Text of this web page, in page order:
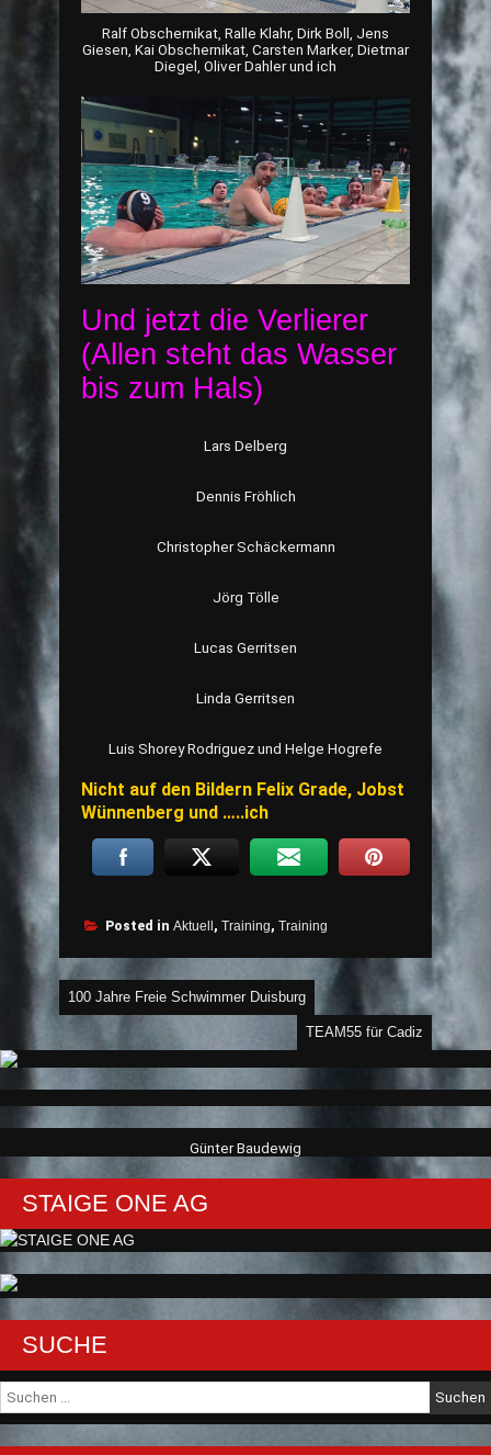
Ralf Obschernikat, Ralle Klahr, Dirk Boll, Jens
Giesen, Kai Obschernikat, Carsten Marker, Dietmar
Diegel, Oliver Dahler und ich
Und jetzt die Verlierer
(Allen steht das Wasser
bis zum Hals)
Lars Delberg
Dennis Fröhlich
Christopher Schäckermann
Jörg Tölle
Lucas Gerritsen
Linda Gerritsen
Luis Shorey Rodriguez und Helge Hogrefe
Nicht auf den Bildern Felix Grade, Jobst
Wünnenberg und …..ich
Posted in Aktuell, Training, Training
Beitragsnavigation
100 Jahre Freie Schwimmer Duisburg
TEAM55 für Cadiz
Günter Baudewig
STAIGE ONE AG
SUCHE
Suche
nach: